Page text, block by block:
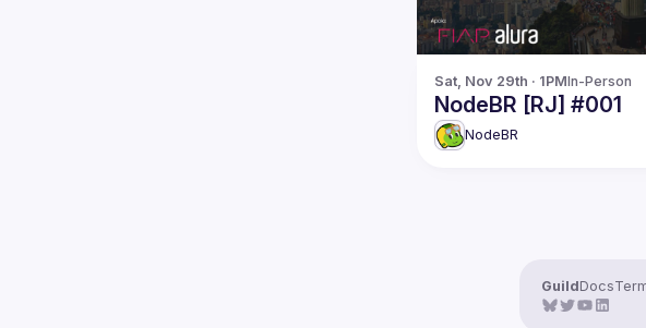
Sat, Nov 29th · 1PMIn-Person
NodeBR [RJ] #001
NodeBR
GuildDocs